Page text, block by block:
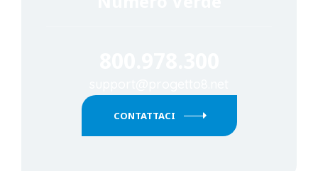
CONTATTACI